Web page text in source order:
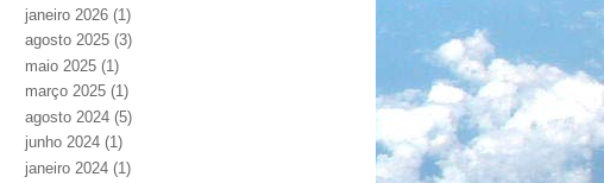
janeiro 2026 (1)
agosto 2025 (3)
maio 2025 (1)
março 2025 (1)
agosto 2024 (5)
junho 2024 (1)
janeiro 2024 (1)